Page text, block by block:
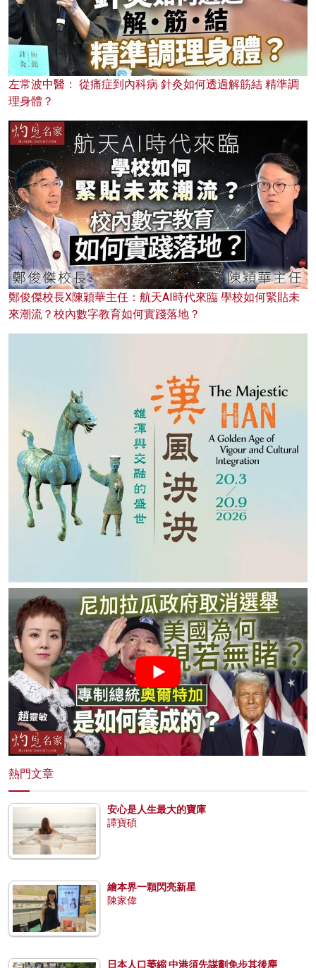
左常波中醫： 從痛症到內科病 針灸如何透過解筋結 精準調
理身體？
鄭俊傑校長X陳穎華主任：航天AI時代來臨 學校如何緊貼未
來潮流？校內數字教育如何實踐落地？
熱門文章
安心是人生最大的寶庫
譚寶碩
繪本界一顆閃亮新星
陳家偉
日本人口萎縮 中港須先謀劃免步其後塵